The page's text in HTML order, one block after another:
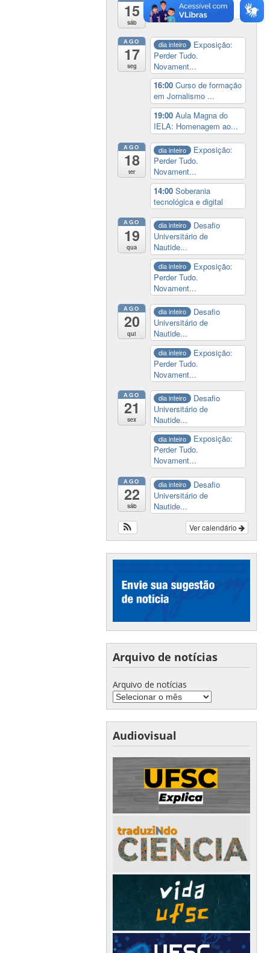
15
sáb
programação de rec...
AGO
17
seg
dia inteiro
Exposição:
Perder Tudo.
Novament...
16:00Curso de formação
em Jornalismo ...
19:00Aula Magna do
IELA: Homenagem ao...
AGO
18
ter
dia inteiro
Exposição:
Perder Tudo.
Novament...
14:00Soberania
tecnológica e digital
AGO
19
qua
dia inteiro
Desafio
Universitário de
Nautide...
dia inteiro
Exposição:
Perder Tudo.
Novament...
AGO
20
qui
dia inteiro
Desafio
Universitário de
Nautide...
dia inteiro
Exposição:
Perder Tudo.
Novament...
AGO
21
sex
dia inteiro
Desafio
Universitário de
Nautide...
dia inteiro
Exposição:
Perder Tudo.
Novament...
AGO
22
sáb
dia inteiro
Desafio
Universitário de
Nautide...
Ver calendário
Arquivo de notícias
Arquivo de notícias
Audiovisual